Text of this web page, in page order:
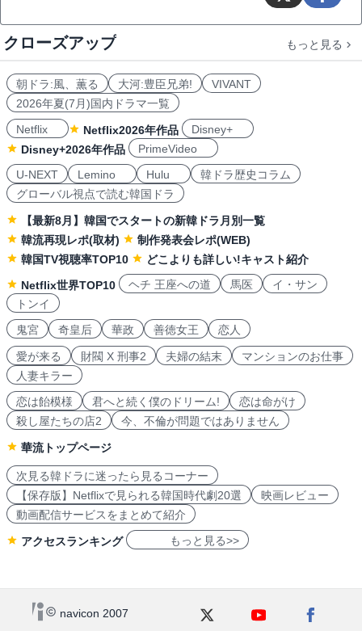
クローズアップ もっと見る
朝ドラ:風、薫る 大河:豊臣兄弟!
VIVANT
2026年夏(7月)国内ドラマ一覧
Netflix
Netflix2026年作品
Disney+
Disney+2026年作品
PrimeVideo
U-NEXT
Lemino Hulu
韓ドラ歴史コラム
グローバル視点で読む韓国ドラ
【最新8月】韓国でスタートの新韓ドラ月別一覧
韓流再現レポ(取材)
制作発表会レポ(WEB)
韓国TV視聴率TOP10
どこよりも詳しい!キャスト紹介
Netflix世界TOP10
ヘチ 王座への道 馬医
イ・サン
トンイ
鬼宮
奇皇后 華政 善徳女王 恋人
愛が来る 財閥 X 刑事2 夫婦の結末
マンションのお仕事
人妻キラー
恋は飴模様
君へと続く僕のドリーム!
恋は命がけ
殺し屋たちの店2
今、不倫が問題ではありません
華流トップページ
次見る韓ドラに迷ったら見るコーナー
【保存版】Netflixで見られる韓国時代劇20選
映画レビュー
動画配信サービスをまとめて紹介
アクセスランキング もっと見る>>
navicon 2007